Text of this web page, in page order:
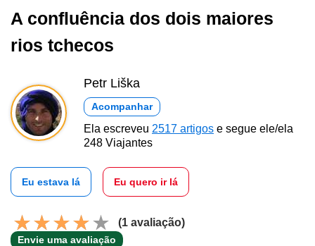
A confluência dos dois maiores
rios tchecos
Petr Liška
Acompanhar
Ela escreveu 2517 artigos e segue ele/ela
248 Viajantes
Eu estava lá Eu quero ir lá
(1 avaliação)
Envie uma avaliação